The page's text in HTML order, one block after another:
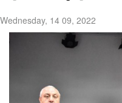
Wednesday, 14 09, 2022